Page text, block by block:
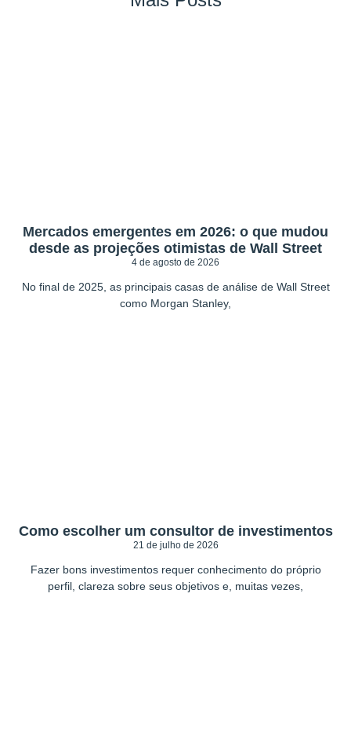
Mercados emergentes em 2026: o que mudou
desde as projeções otimistas de Wall Street
4 de agosto de 2026
No final de 2025, as principais casas de análise de Wall Street
como Morgan Stanley,
Como escolher um consultor de investimentos
21 de julho de 2026
Fazer bons investimentos requer conhecimento do próprio
perfil, clareza sobre seus objetivos e, muitas vezes,